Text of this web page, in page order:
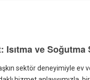
Isıtma ve
sektör deneyimiyle